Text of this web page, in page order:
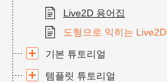
Live2D 용어집
도형으로 익히는 Live2D
기본 튜토리얼
템플릿 튜토리얼